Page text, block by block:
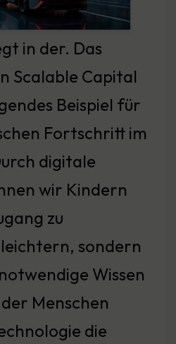
in der. Das
Scalable Capital
Beispiel für
Fortschritt im
digitale
wir Kindern
zu
sondern
Wissen
Menschen
die